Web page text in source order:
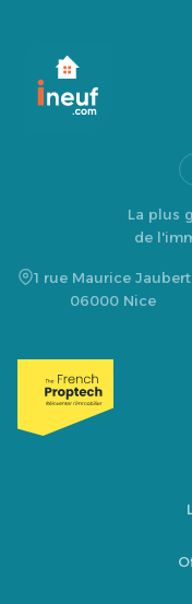
La plus
de
1 rue Maurice Jaubert
06000 Nice